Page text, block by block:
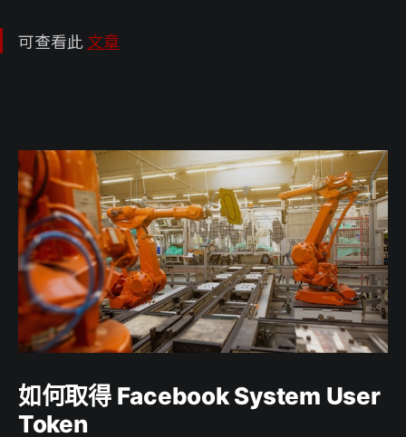
可查看此 文章
如何取得 Facebook System User
Token